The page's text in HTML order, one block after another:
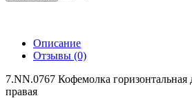
Описание
Отзывы (0)
7.NN.0767 Кофемолка горизонтальная
правая